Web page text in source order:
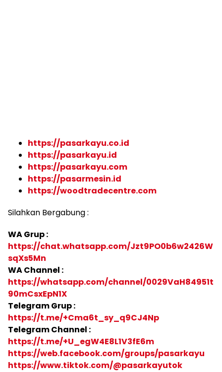
https://pasarkayu.co.id
https://pasarkayu.id
https://pasarkayu.com
https://pasarmesin.id
https://woodtradecentre.com
Silahkan Bergabung :
WA Grup :
https://chat.whatsapp.com/Jzt9PO0b6w2426W
sqXs5Mn
WA Channel :
https://whatsapp.com/channel/0029VaH84951t
90mCsxEpN1X
Telegram Grup :
https://t.me/+Cma6t_sy_q9CJ4Np
Telegram Channel :
https://t.me/+U_egW4E8L1V3fE6m
https://web.facebook.com/groups/pasarkayu
https://www.tiktok.com/@pasarkayutok